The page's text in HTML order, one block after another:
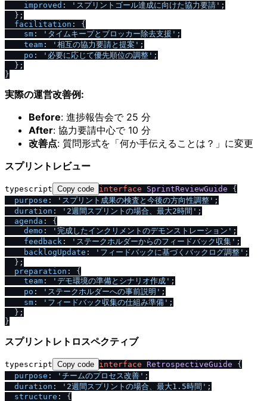
improved : 'スプリントゴール達成に向けた協力要請' ;
  };
facilitation : {
sm : 'タイムキープとブロッカー除去支援' ;
team : '相互の協力要請と提案' ;
po : '必要に応じて優先順位の調整' ;
  };
実際の運営改善例:
Before: 進捗報告会で 25 分
After: 協力要請中心で 10 分
改善点: 質問形式を「何か手伝えることは？」に変更
スプリントレビュー
typescript Copy code interface SprintReviewGuide {
purpose : 'スプリント成果の検査と今後の方向性調整' ;
duration : '2週間スプリントの場合、最大2時間' ;
agenda : {
demo : '完成したインクリメントのデモンストレーション' ;
feedback : 'ステークホルダーからのフィードバック収集' ;
backlogUpdate : 'フィードバックに基づくバックログ調整' ;
  };
preparation : {
team : 'デモ環境の準備とシナリオ作成' ;
po : 'ステークホルダーへの事前説明' ;
sm : 'フィードバック収集の仕組み準備' ;
  };
スプリントレトロスペクティブ
typescript Copy code interface RetrospectiveGuide {
purpose : 'チームのプロセス改善' ;
duration : '2週間スプリントの場合、最大1.5時間' ;
structure : {